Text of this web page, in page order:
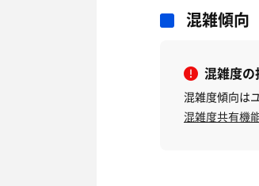
混雑傾向
混雑度
混雑度傾向は
混雑度共有機